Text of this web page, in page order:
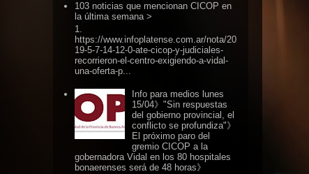
103 noticias que mencionan CICOP en
la última semana >
1.
https://www.infoplatense.com.ar/nota/20
19-5-7-14-12-0-ate-cicop-y-judiciales-
recorrieron-el-centro-exigiendo-a-vidal-
una-oferta-p...
Info para medios lunes
15/04》"Sin respuestas
del gobierno provincial, el
conflicto se profundiza"》
El próximo paro del
gremio CICOP a la
gobernadora Vidal en los 80 hospitales
bonaerenses será de 48 horas》